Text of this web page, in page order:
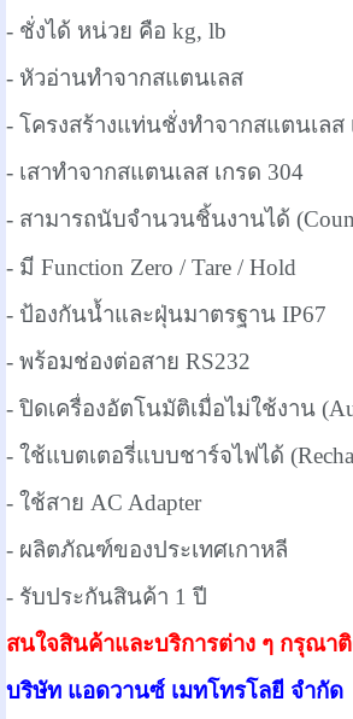
- ชั่งได้ หน่วย คือ kg, lb
- หัวอ่านทำจากสแตนเลส
- โครงสร้างแท่นชั่งทำจากสแตนเลส
- เสาทำจากสแตนเลส เกรด 304
- สามารถนับจำนวนชิ้นงานได้
- มี Function Zero / Tare / Hold
- ป้องกันน้ำและฝุ่นมาตรฐาน IP67
- พร้อมช่องต่อสาย RS232
- ปิดเครื่องอัตโนมัติเมื่อไม่ใช้งาน (A
- ใช้แบตเตอรี่แบบชาร์จไฟได้
- ใช้สาย AC Adapter
- ผลิตภัณฑ์ของประเทศเกาหลี
- รับประกันสินค้า 1 ปี
สนใจสินค้าและบริการต่าง ๆ กรุณา
บริษัท แอดวานซ์ เมทโทรโลยี จำกัด